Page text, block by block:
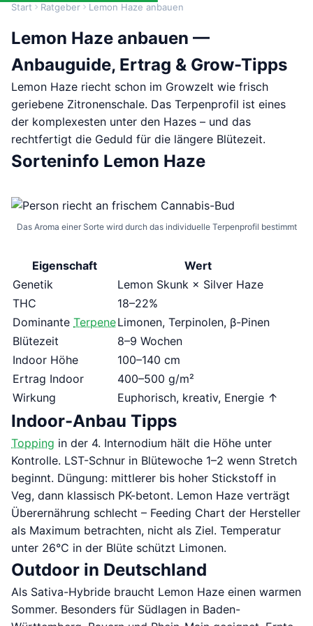
Start Ratgeber Lemon Haze anbauen
Lemon Haze anbauen —
Anbauguide, Ertrag & Grow-Tipps
Lemon Haze riecht schon im Growzelt wie frisch
geriebene Zitronenschale. Das Terpenprofil ist eines
der komplexesten unter den Hazes – und das
rechtfertigt die Geduld für die längere Blütezeit.
Sorteninfo Lemon Haze
Das Aroma einer Sorte wird durch das individuelle Terpenprofil bestimmt
Eigenschaft
Wert
Genetik
Lemon Skunk × Silver Haze
THC
18–22%
Dominante TerpeneLimonen, Terpinolen, β-Pinen
Blütezeit
8–9 Wochen
Indoor Höhe
100–140 cm
Ertrag Indoor
400–500 g/m²
Wirkung
Euphorisch, kreativ, Energie ↑
Indoor-Anbau Tipps
Topping in der 4. Internodium hält die Höhe unter
Kontrolle. LST-Schnur in Blütewoche 1–2 wenn Stretch
beginnt. Düngung: mittlerer bis hoher Stickstoff in
Veg, dann klassisch PK-betont. Lemon Haze verträgt
Überernährung schlecht – Feeding Chart der Hersteller
als Maximum betrachten, nicht als Ziel. Temperatur
unter 26°C in der Blüte schützt Limonen.
Outdoor in Deutschland
Als Sativa-Hybride braucht Lemon Haze einen warmen
Sommer. Besonders für Südlagen in Baden-